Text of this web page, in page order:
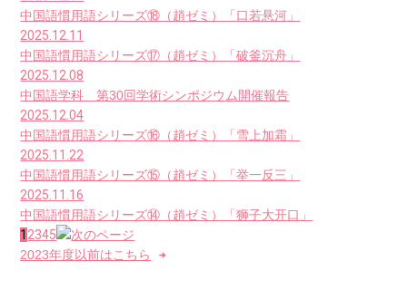
中国語慣用語シリーズ⑱（趙ゼミ）「口若悬河」
2025.12.11
中国語慣用語シリーズ⑰（趙ゼミ）「破釜沉舟」
2025.12.08
中国語学科 第30回学術シンポジウム開催報告
2025.12.04
中国語慣用語シリーズ⑯（趙ゼミ）「雪上加霜」
2025.11.22
中国語慣用語シリーズ⑮（趙ゼミ）「举一反三」
2025.11.16
中国語慣用語シリーズ⑭（趙ゼミ）「狮子大开口」
1 2345
2023年度以前はこちら